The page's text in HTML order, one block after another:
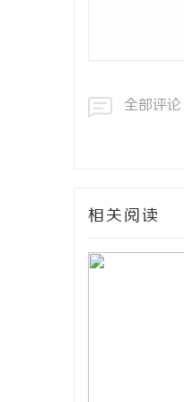
全部评论
相关阅读